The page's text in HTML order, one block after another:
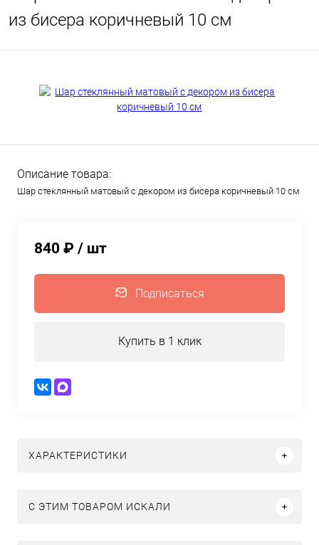
из бисера коричневый 10 см
Описание товара:
Шар стеклянный матовый с декором из бисера коричневый 10 см
840 ₽ / шт
Подписаться
Купить в 1 клик
ХАРАКТЕРИСТИКИ
C ЭТИМ ТОВАРОМ ИСКАЛИ